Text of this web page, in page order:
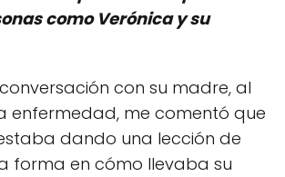
como Verónica y su
con su madre, al
enfermedad, me comentó que
dando una lección de
forma en cómo llevaba su